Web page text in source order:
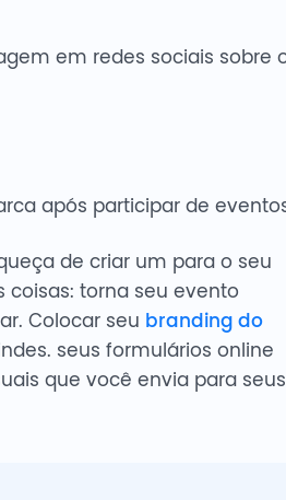
em redes sociais sobre
após participar de
de criar um para o seu
torna seu evento
Colocar seu branding do
seus formulários online
que você envia para seus